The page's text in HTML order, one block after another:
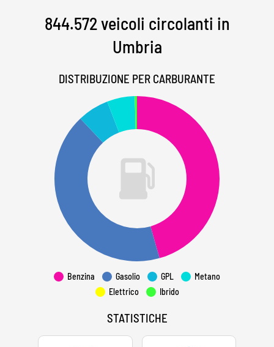
844.572 veicoli circolanti in
Umbria
DISTRIBUZIONE PER CARBURANTE
Benzina Gasolio GPL
Metano
Elettrico
Ibrido
STATISTICHE